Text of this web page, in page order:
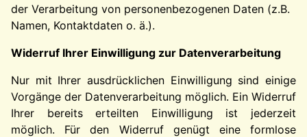
der Verarbeitung von personenbezogenen Daten (z.B.
Namen, Kontaktdaten o. ä.).
Widerruf Ihrer Einwilligung zur Datenverarbeitung
Nur mit Ihrer ausdrücklichen Einwilligung sind einige
Vorgänge der Datenverarbeitung möglich. Ein Widerruf
Ihrer bereits erteilten Einwilligung ist jederzeit
möglich. Für den Widerruf genügt eine formlose